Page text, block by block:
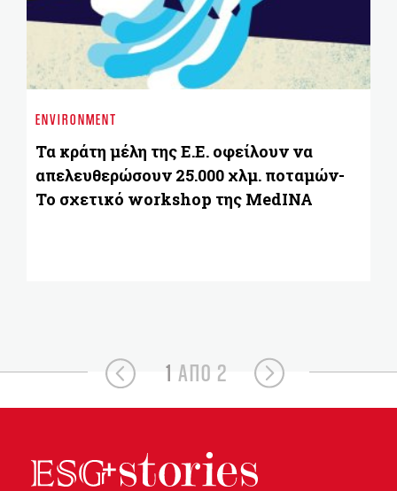
ENVIRONMENT
Τα κράτη μέλη της Ε.Ε. οφείλουν να
απελευθερώσουν 25.000 χλμ. ποταμών-
Το σχετικό workshop της MedINA
1 ΑΠΟ 2